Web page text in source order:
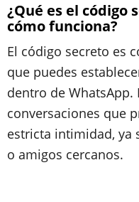
¿Qué es el código
cómo funciona?
El código secreto es
que puedes
dentro de
conversaciones que
estricta intimidad, ya
o amigos cercanos.